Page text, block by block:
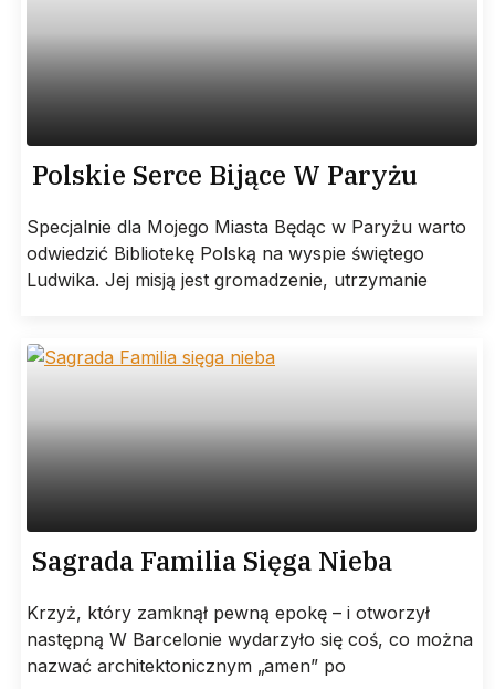
Polskie Serce Bijące W Paryżu
Specjalnie dla Mojego Miasta Będąc w Paryżu warto
odwiedzić Bibliotekę Polską na wyspie świętego
Ludwika. Jej misją jest gromadzenie, utrzymanie
Sagrada Familia Sięga Nieba
Krzyż, który zamknął pewną epokę – i otworzył
następną W Barcelonie wydarzyło się coś, co można
nazwać architektonicznym „amen” po